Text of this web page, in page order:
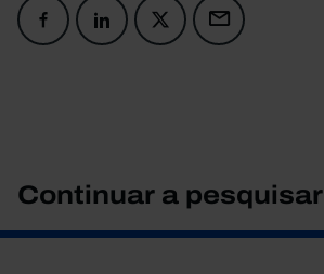
Continuar a pesquisar